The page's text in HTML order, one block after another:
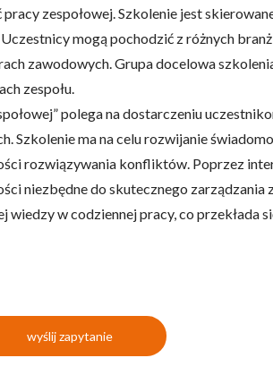
zespołowej. Szkolenie jest
mogą pochodzić z różnych
zawodowych. Grupa docelowa
zespołu.
polega na dostarczeniu
Szkolenie ma na celu rozwijanie
rozwiązywania konfliktów. Poprzez
niezbędne do skutecznego zarządzania
w codziennej pracy, co przekłada
wyślij zapytanie